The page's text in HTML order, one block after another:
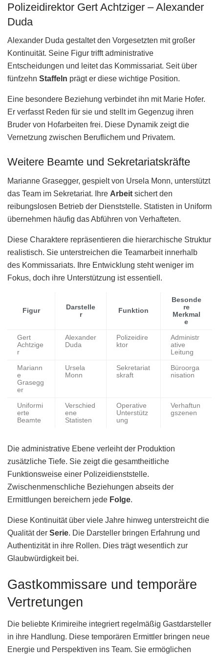
Polizeidirektor Gert Achtziger – Alexander
Duda
Alexander Duda gestaltet den Vorgesetzten mit großer
Kontinuität. Seine Figur trifft administrative
Entscheidungen und leitet das Kommissariat. Seit über
fünfzehn Staffeln prägt er diese wichtige Position.
Eine besondere Beziehung verbindet ihn mit Marie Hofer.
Er verfasst Reden für sie und stellt im Gegenzug ihren
Bruder von Hofarbeiten frei. Diese Dynamik zeigt die
Vernetzung zwischen Beruflichem und Privatem.
Weitere Beamte und Sekretariatskräfte
Marianne Grasegger, gespielt von Ursela Monn, unterstützt
das Team im Sekretariat. Ihre Arbeit sichert den
reibungslosen Betrieb der Dienststelle. Statisten in Uniform
übernehmen häufig das Abführen von Verhafteten.
Diese Charaktere repräsentieren die hierarchische Struktur
realistisch. Sie unterstreichen die Teamarbeit innerhalb
des Kommissariats. Ihre Entwicklung steht weniger im
Fokus, doch ihre Unterstützung ist essentiell.
Figur
Darstelle
r
Funktion
Besonde
re
Merkmal
e
Gert
Achtzige
r
Alexander
Duda
Polizeidire
ktor
Administr
ative
Leitung
Mariann
e
Grasegg
er
Ursela
Monn
Sekretariat
skraft
Büroorga
nisation
Uniformi
erte
Beamte
Verschied
ene
Statisten
Operative
Unterstütz
ung
Verhaftun
gszenen
Die administrative Ebene verleiht der Produktion
zusätzliche Tiefe. Sie zeigt die gesamtheitliche
Funktionsweise einer Polizeidienststelle.
Zwischenmenschliche Beziehungen abseits der
Ermittlungen bereichern jede Folge.
Diese Kontinuität über viele Jahre hinweg unterstreicht die
Qualität der Serie. Die Darsteller bringen Erfahrung und
Authentizität in ihre Rollen. Dies trägt wesentlich zur
Glaubwürdigkeit bei.
Gastkommissare und temporäre
Vertretungen
Die beliebte Krimireihe integriert regelmäßig Gastdarsteller
in ihre Handlung. Diese temporären Ermittler bringen neue
Energie und Perspektiven ins Team. Sie ermöglichen